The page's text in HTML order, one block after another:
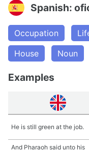
Spanish:
Occupation
House
Noun
Examples
He is still green at the job.
And Pharaoh said unto his